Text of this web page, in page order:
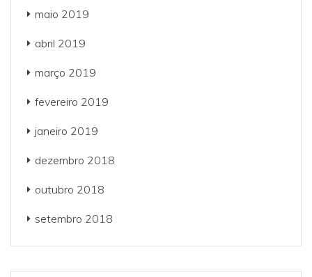
maio 2019
abril 2019
março 2019
fevereiro 2019
janeiro 2019
dezembro 2018
outubro 2018
setembro 2018